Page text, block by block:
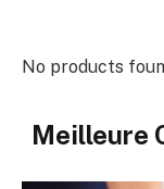
No products
Meilleure